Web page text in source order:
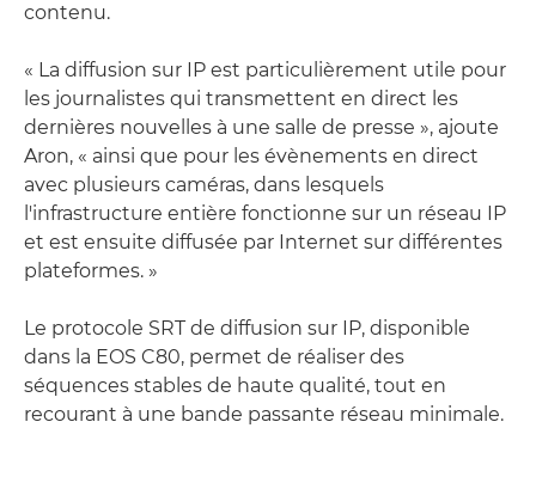
contenu.
« La diffusion sur IP est particulièrement utile pour
les journalistes qui transmettent en direct les
dernières nouvelles à une salle de presse », ajoute
Aron, « ainsi que pour les évènements en direct
avec plusieurs caméras, dans lesquels
l'infrastructure entière fonctionne sur un réseau IP
et est ensuite diffusée par Internet sur différentes
plateformes. »
Le protocole SRT de diffusion sur IP, disponible
dans la EOS C80, permet de réaliser des
séquences stables de haute qualité, tout en
recourant à une bande passante réseau minimale.